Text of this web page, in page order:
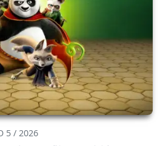
5 / 2026